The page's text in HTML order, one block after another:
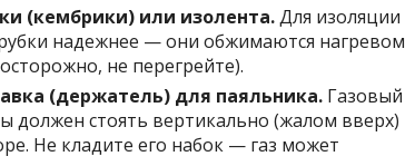
(кембрики) или изолента.Для изоляции
надежнее — они обжимаются нагревом
не перегрейте).
(держатель) для паяльника. Газовый
должен стоять вертикально (жалом вверх)
Не кладите его набок — газ может